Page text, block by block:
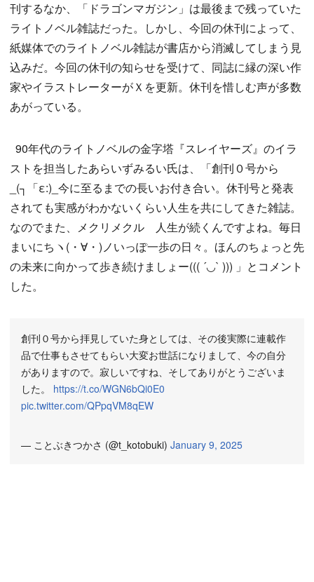
刊するなか、「ドラゴンマガジン」は最後まで残っていた
ライトノベル雑誌だった。しかし、今回の休刊によって、
紙媒体でのライトノベル雑誌が書店から消滅してしまう見
込みだ。今回の休刊の知らせを受けて、同誌に縁の深い作
家やイラストレーターがＸを更新。休刊を惜しむ声が多数
あがっている。
90年代のライトノベルの金字塔『スレイヤーズ』のイラ
ストを担当したあらいずみるい氏は、「創刊０号から
_(┐「ε:)_今に至るまでの長いお付き合い。休刊号と発表
されても実感がわかないくらい人生を共にしてきた雑誌。
なのでまた、メクリメクル 人生が続くんですよね。毎日
まいにちヽ(・∀・)ノいっぽ一歩の日々。ほんのちょっと先
の未来に向かって歩き続けましょー((( ´◡` ))) 」とコメント
した。
創刊０号から拝見していた身としては、その後実際に連載作
品で仕事もさせてもらい大変お世話になりまして、今の自分
がありますので。寂しいですね、そしてありがとうございま
した。 https://t.co/WGN6bQi0E0
pic.twitter.com/QPpqVM8qEW
— ことぶきつかさ (@t_kotobuki) January 9, 2025